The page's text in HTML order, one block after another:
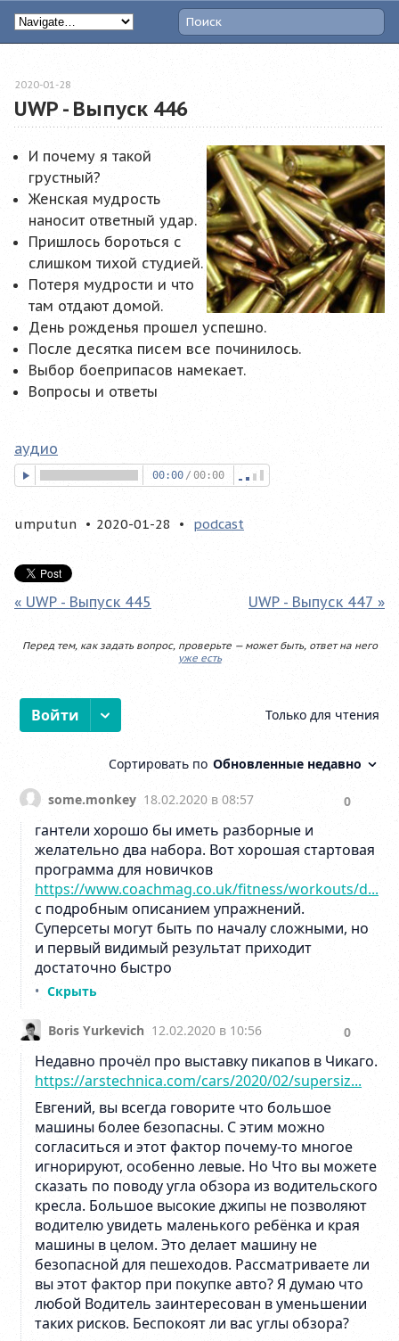
UWP - Выпуск 446
2020-01-28
И почему я такой
грустный?
Женская мудрость
наносит ответный удар.
Пришлось бороться с
слишком тихой студией.
Потеря мудрости и что
там отдают домой.
День рожденья прошел успешно.
После десятка писем все починилось.
Выбор боеприпасов намекает.
Вопросы и ответы
аудио
00:00 / 00:00
umputun 2020-01-28 podcast
« UWP - Выпуск 445 UWP - Выпуск 447 »
Перед тем, как задать вопрос, проверьте — может быть, ответ на него
уже есть